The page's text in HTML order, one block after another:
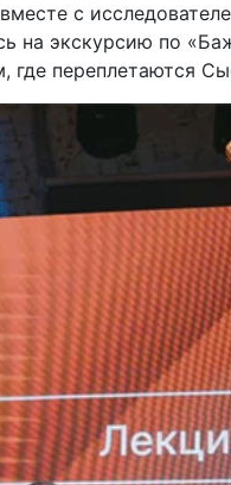
с
на экскурсию по
где переплетаются